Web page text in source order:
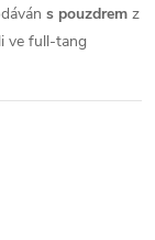
s pouzdrem z
ve full-tang